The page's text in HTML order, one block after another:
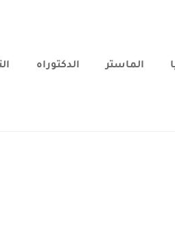
الماستر الدكتوراه